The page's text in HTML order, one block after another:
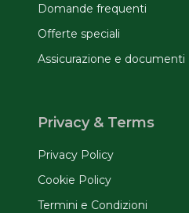
Domande frequenti
Offerte speciali
Assicurazione e documenti
Privacy & Terms
Privacy Policy
Cookie Policy
Termini e Condizioni